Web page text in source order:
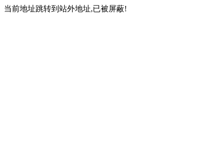
当前地址跳转到站外地址,已被屏蔽!